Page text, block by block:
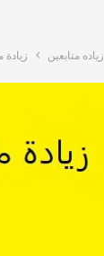
زياده متابعين زيادة